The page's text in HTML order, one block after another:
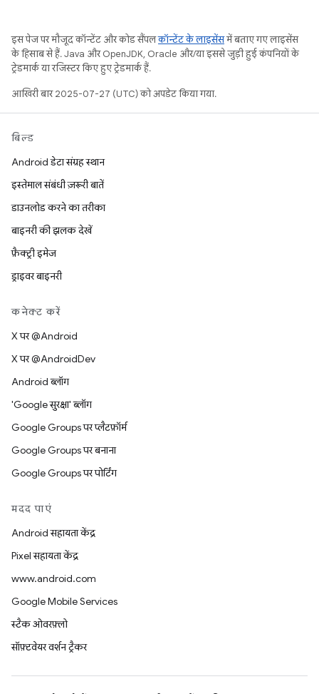
इस पेज पर मौजूद कॉन्टेंट और कोड सैंपलकॉन्टेंट के लाइसेंसमें बताए गए लाइसेंस
के हिसाब से हैं. Java और OpenJDK, Oracle और/या इससे जुड़ी हुई कंपनियों के
ट्रेडमार्क या रजिस्टर किए हुए ट्रेडमार्क हैं.
आखिरी बार 2025-07-27 (UTC) को अपडेट किया गया.
बिल्ड
Android डेटा संग्रह स्थान
इस्तेमाल संबंधी ज़रूरी बातें
डाउनलोड करने का तरीका
बाइनरी की झलक देखें
फ़ैक्ट्री इमेज
ड्राइवर बाइनरी
कनेक्ट करें
X पर @Android
X पर @AndroidDev
Android ब्लॉग
'Google सुरक्षा' ब्लॉग
Google Groups पर प्लैटफ़ॉर्म
Google Groups पर बनाना
Google Groups पर पोर्टिंग
मदद पाएं
Android सहायता केंद्र
Pixel सहायता केंद्र
www.android.com
Google Mobile Services
स्टैक ओवरफ़्लो
सॉफ़्टवेयर वर्शन ट्रैकर